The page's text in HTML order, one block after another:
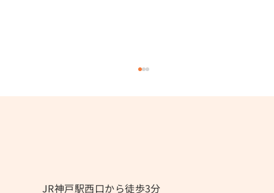
JR神戸駅西口から徒歩3分